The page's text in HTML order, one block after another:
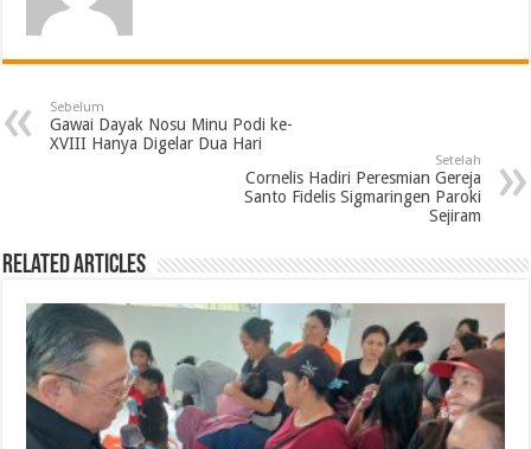
Sebelum
Gawai Dayak Nosu Minu Podi ke-
XVIII Hanya Digelar Dua Hari
Setelah
Cornelis Hadiri Peresmian Gereja
Santo Fidelis Sigmaringen Paroki
Sejiram
Related Articles